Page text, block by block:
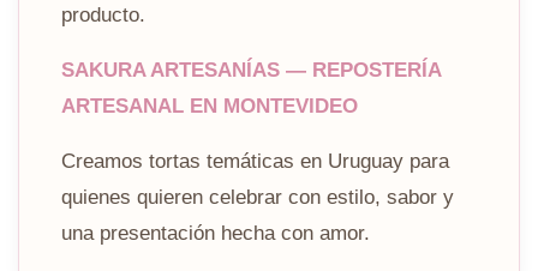
producto.
SAKURA ARTESANÍAS — REPOSTERÍA
ARTESANAL EN MONTEVIDEO
Creamos tortas temáticas en Uruguay para
quienes quieren celebrar con estilo, sabor y
una presentación hecha con amor.